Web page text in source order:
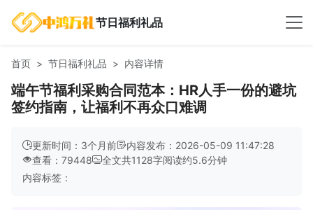
节日福利礼品
首页 节日福利礼品 内容详情
端午节福利采购合同范本：HR人手一份的避坑
签约指南，让福利不再众口难调
更新时间：3个月前
内容发布：2026-05-09 11:47:28
查看：79448
全文共1128字阅读约5.6分钟
内容标签：